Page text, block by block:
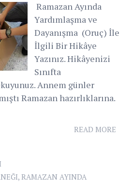
Ramazan Ayında
Yardımlaşma ve
Dayanışma (Oruç) İle
İlgili Bir Hikâye
Yazınız. Hikâyenizi
Sınıfta
Annem günler
Ramazan hazırlıklarına.
READ MORE
, RAMAZAN AYINDA